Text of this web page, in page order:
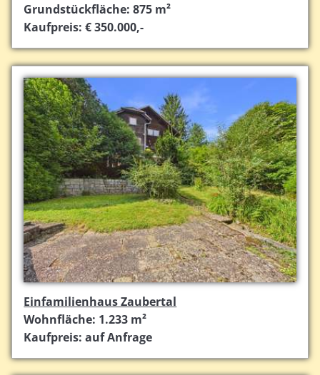
Grundstückfläche: 875 m²
Kaufpreis: € 350.000,-
Einfamilienhaus Zaubertal
Wohnfläche: 1.233 m²
Kaufpreis: auf Anfrage